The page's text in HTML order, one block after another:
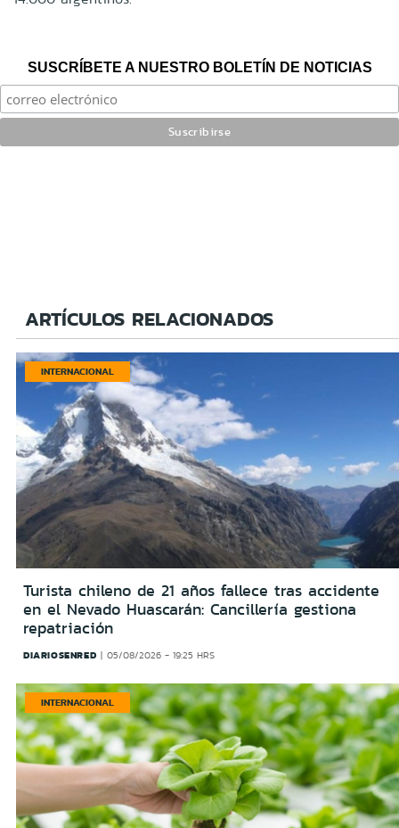
SUSCRÍBETE A NUESTRO BOLETÍN DE NOTICIAS
ARTÍCULOS RELACIONADOS
INTERNACIONAL
Turista chileno de 21 años fallece tras accidente
en el Nevado Huascarán: Cancillería gestiona
repatriación
DIARIOSENRED 05/08/2026 - 19:25 HRS
INTERNACIONAL